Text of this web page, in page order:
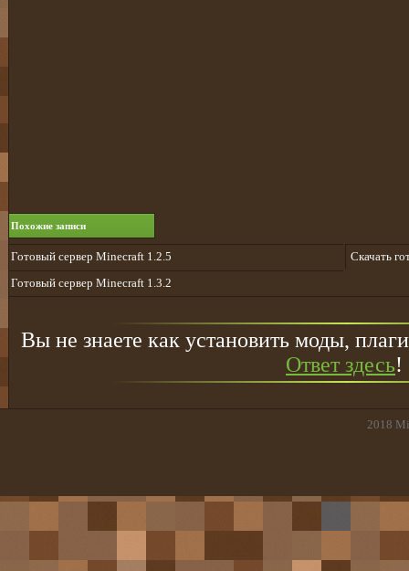
Похожие записи
Готовый сервер Minecraft 1.2.5
Скачать
Готовый сервер Minecraft 1.3.2
Вы не знаете как установить моды,
Ответ здесь!
2018